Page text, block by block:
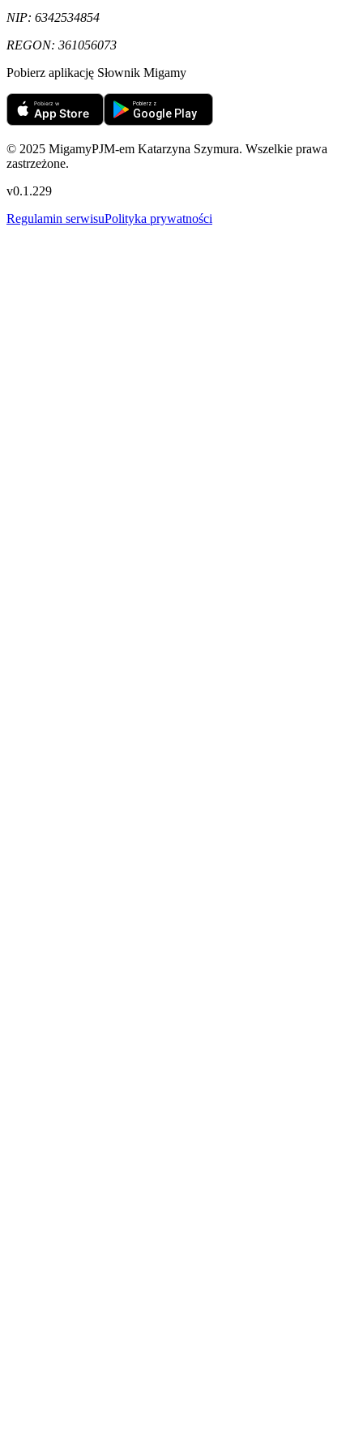
NIP: 6342534854
REGON: 361056073
Pobierz aplikację Słownik Migamy
© 2025 MigamyPJM-em Katarzyna Szymura. Wszelkie prawa
zastrzeżone.
v0.1.229
Regulamin serwisuPolityka prywatności